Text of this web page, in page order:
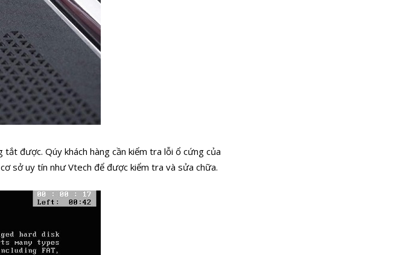
được. Qúy khách hàng cần kiểm tra lỗi ổ cứng của
sở uy tín như Vtech để được kiểm tra và sửa chữa.